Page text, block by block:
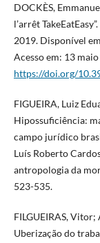
DOCKÈS,
l’arrêt
2019. Disponível
Acesso em: 13
https://doi.org/
FIGUEIRA, Luiz
Hipossuficiência:
campo jurídico
Luís Roberto
antropologia da
523-535.
FILGUEIRAS,
Uberização do